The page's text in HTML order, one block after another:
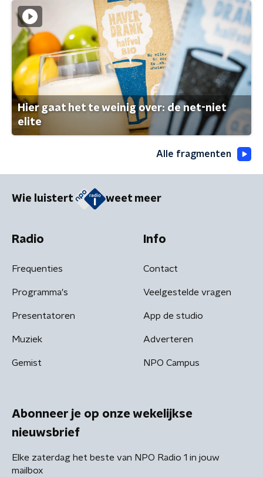
Hier gaat het te weinig over: de net-niet
elite
Alle fragmenten
Wie luistert weet meer
Radio
Frequenties
Programma's
Presentatoren
Muziek
Gemist
Info
Contact
Veelgestelde vragen
App de studio
Adverteren
NPO Campus
Abonneer je op onze wekelijkse
nieuwsbrief
Elke zaterdag het beste van NPO Radio 1 in jouw
mailbox